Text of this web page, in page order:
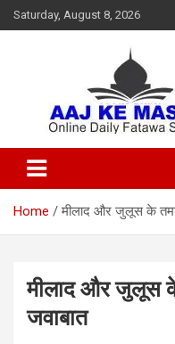
Saturday, August 8, 2026
Aaj Ke Masail
Home मीलाद और जुलूस के
मीलाद और जुलूस
जवाबात